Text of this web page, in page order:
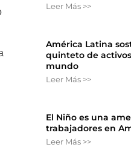
Leer Más >>
América Latina
quinteto de
mundo
Leer Más >>
El Niño es una
trabajadores en
Leer Más >>